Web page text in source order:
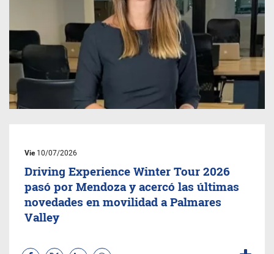
Vie10/07/2026
Driving Experience Winter Tour 2026
pasó por Mendoza y acercó las últimas
novedades en movilidad a Palmares
Valley